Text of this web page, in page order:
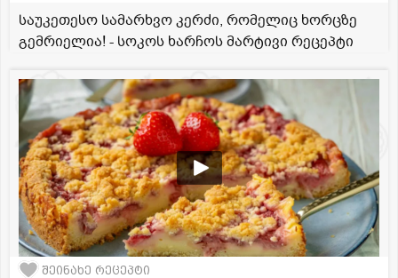
საუკეთესო სამარხვო კერძი, რომელიც ხორცზე
გემრიელია! - სოკოს ხარჩოს მარტივი რეცეპტი
შეინახე რეცეპტი